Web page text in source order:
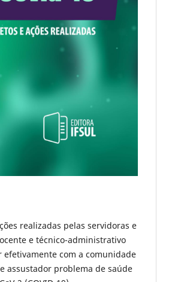
realizadas pelas servidoras e
e técnico-administrativo
com a comunidade
assustador problema de saúde